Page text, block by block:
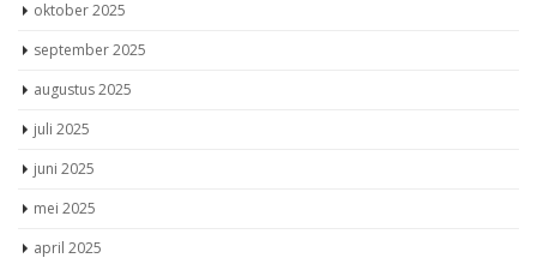
juli 2025
juni 2025
mei 2025
april 2025
maart 2025
februari 2025
januari 2025